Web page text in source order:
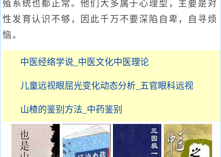
殖系统也都正常。他们大多属于心理型，主要是对
性发育认识不够，因此千万不要深陷自卑，自寻烦
恼。
中医经络学说_中医文化中医理论
儿童远视眼屈光变化动态分析_五官眼科远视
山楂的鉴别方法_中药鉴别